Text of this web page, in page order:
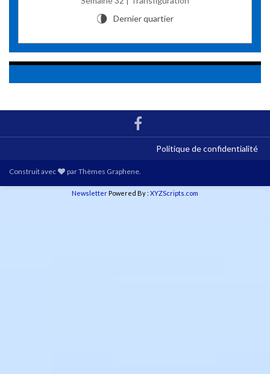
U Dernier quartier
Politique de confidentialité
Construit avec parThèmes Graphene
NewsletterPowered By : XYZScripts.com